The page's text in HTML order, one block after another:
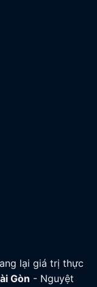
lại giá trị thực
Gòn - Nguyệt